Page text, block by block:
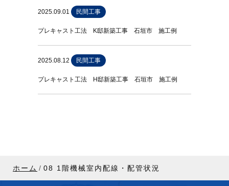
2025.09.01 民間工事
プレキャスト工法 K邸新築工事 石垣市 施工例
2025.08.12 民間工事
プレキャスト工法 H邸新築工事 石垣市 施工例
ホーム 08 1階機械室内配線・配管状況